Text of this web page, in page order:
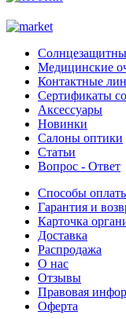
Медицинские
Контактные
Сертификаты
Аксессуары
Новинки
Салоны оптики
Статьи
Вопрос - Ответ
Способы
Гарантия и
Карточка
Доставка
Распродажа
О нас
Отзывы
Правовая
Оферта